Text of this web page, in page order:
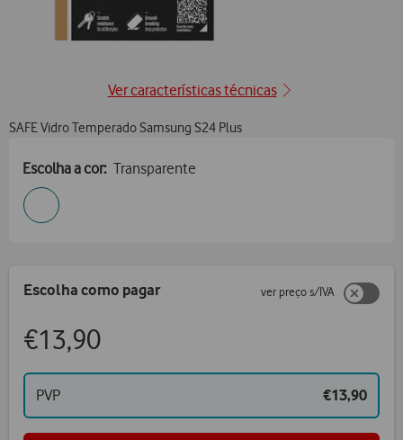
Ver características técnicas
SAFE Vidro Temperado Samsung S24 Plus
Escolha a cor: Transparente
Escolha como pagar ver preço s/IVA
€13,90
PVP €13,90